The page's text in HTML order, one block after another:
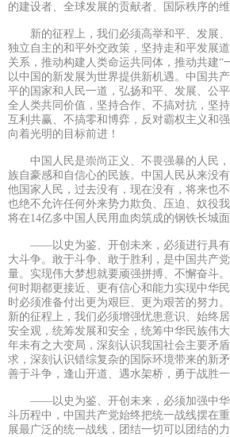
的建设者、全球发展的贡献者、国际秩序的维
新的征程上，我们必须高举和平、发展、
独立自主的和平外交政策，坚持走和平发展
关系，推动构建人类命运共同体，推动共建“
以中国的新发展为世界提供新机遇。中国共
平的国家和人民一道，弘扬和平、发展、公
全人类共同价值，坚持合作、不搞对抗，坚
互利共赢、不搞零和博弈，反对霸权主义和
向着光明的目标前进！
中国人民是崇尚正义、不畏强暴的人民，
族自豪感和自信心的民族。中国人民从来没
他国家人民，过去没有，现在没有，将来也
也绝不允许任何外来势力欺负、压迫、奴役
将在14亿多中国人民用血肉筑成的钢铁长城
——以史为鉴、开创未来，必须进行具有
大斗争。敢于斗争、敢于胜利，是中国共产
量。实现伟大梦想就要顽强拼搏、不懈奋斗
何时期都更接近、更有信心和能力实现中华
时必须准备付出更为艰巨、更为艰苦的努力。
新的征程上，我们必须增强忧患意识、始终
安全观，统筹发展和安全，统筹中华民族伟
年未有之大变局，深刻认识我国社会主要矛
求，深刻认识错综复杂的国际环境带来的新
善于斗争，逢山开道、遇水架桥，勇于战胜一
——以史为鉴、开创未来，必须加强中华
斗历程中，中国共产党始终把统一战线摆在
展最广泛的统一战线，团结一切可以团结的